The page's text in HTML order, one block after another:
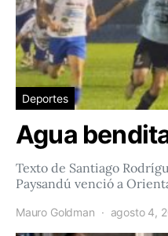
Deportes
Agua
Texto de Santiago
Paysandú venció a
Mauro Goldman agosto 4,